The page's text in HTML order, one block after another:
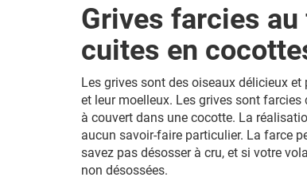
Grives farcies
cuites en
Les grives sont des oiseaux délicieux
et leur moelleux. Les grives sont farcies
à couvert dans une cocotte. La
aucun savoir-faire particulier. La farce
savez pas désosser à cru, et si votre
non désossées.